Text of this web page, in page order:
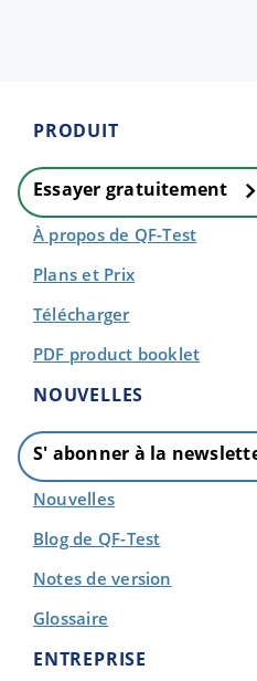
PRODUIT
Essayer gratuitement
À propos de QF-Test
Plans et Prix
Télécharger
PDF product booklet
NOUVELLES
S' abonner à la
Nouvelles
Blog de QF-Test
Notes de version
Glossaire
ENTREPRISE